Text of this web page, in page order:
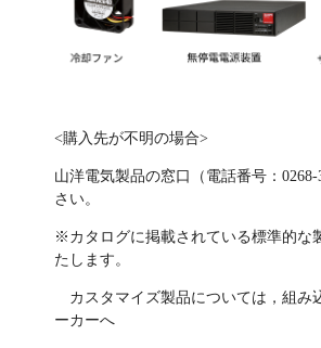
<購入先が不明の場合>
山洋電気製品の窓口（電話番号：
さい。
※カタログに掲載されている標準的な
たします。
カスタマイズ製品については，組み
ーカーへ